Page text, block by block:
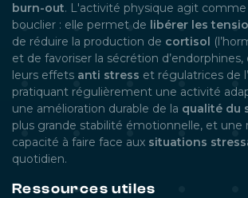
burn-out. L'activité physique agit
bouclier : elle permet de libérer les
de réduire la production de cortisol
et de favoriser la sécrétion
leurs effets anti stress et régulatrices de
pratiquant régulièrement une activité
une amélioration durable de la qualité du
plus grande stabilité émotionnelle, et une
capacité à faire face aux situations
quotidien.
Ressources utiles